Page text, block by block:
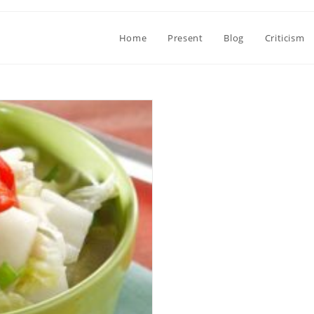
Home Present Blog Criticism